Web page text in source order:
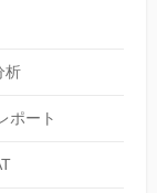
析
ポート